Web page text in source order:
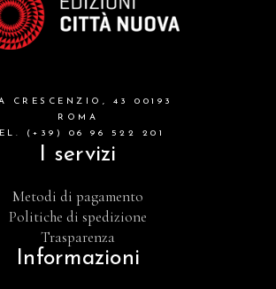
storico
CRESCENZIO, 43 00193
ROMA
(+39) 06 96 522 201
I servizi
Metodi di pagamento
Politiche di spedizione
Trasparenza
Informazioni